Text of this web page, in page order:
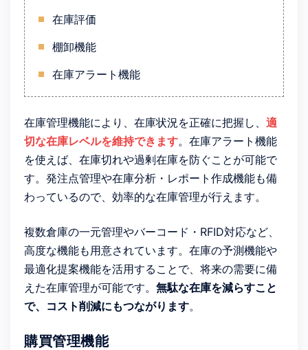
在庫評価
棚卸機能
在庫アラート機能
在庫管理機能により、在庫状況を正確に把握し、 適
切な在庫レベルを維持できます。在庫アラート機能
を使えば、在庫切れや過剰在庫を防ぐことが可能で
す。発注点管理や在庫分析・レポート作成機能も備
わっているので、効率的な在庫管理が行えます。
複数倉庫の一元管理やバーコード・RFID対応など、
高度な機能も用意されています。在庫の予測機能や
最適化提案機能を活用することで、将来の需要に備
えた在庫管理が可能です。 無駄な在庫を減らすこと
で、コスト削減にもつながります。
購買管理機能